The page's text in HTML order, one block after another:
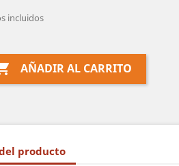
incluidos
AÑADIR AL CARRITO
producto